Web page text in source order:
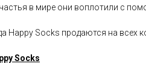
в мире они воплотили с
Happy Socks продаются на всех
Socks